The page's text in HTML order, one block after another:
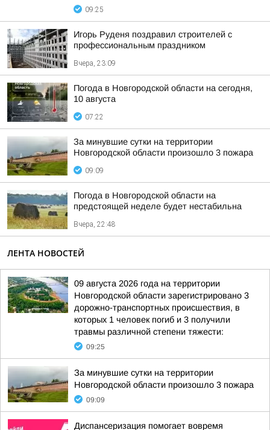
09:25
Игорь Руденя поздравил строителей с
профессиональным праздником
Вчера, 23:09
Погода в Новгородской области на сегодня,
10 августа
07:22
За минувшие сутки на территории
Новгородской области произошло 3 пожара
09:09
Погода в Новгородской области на
предстоящей неделе будет нестабильна
Вчера, 22:48
ЛЕНТА НОВОСТЕЙ
09 августа 2026 года на территории
Новгородской области зарегистрировано 3
дорожно-транспортных происшествия, в
которых 1 человек погиб и 3 получили
травмы различной степени тяжести:
09:25
За минувшие сутки на территории
Новгородской области произошло 3 пожара
09:09
Диспансеризация помогает вовремя